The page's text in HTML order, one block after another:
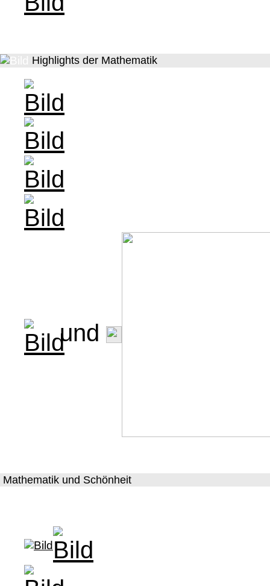
Highlights der Mathematik
und
Mathematik und Schönheit